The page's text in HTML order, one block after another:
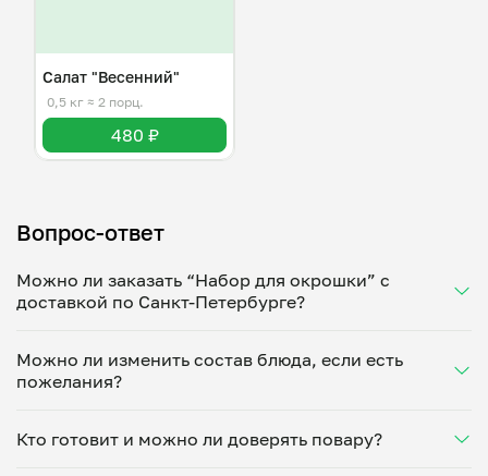
Салат "Весенний"
0,5 кг ≈ 2 порц.
480 ₽
Вопрос-ответ
Можно ли заказать “Набор для окрошки” с
доставкой по Санкт-Петербурге?
Укажите удобное время — и получите свежее
домашнее блюдо в большой порции прямо с плиты.
минут. Статус заказа отслеживайте в личном
кабинете, а с поваром можно связаться напрямую в
Можно ли изменить состав блюда, если есть
пожелания?
ваши предпочтения: уберет специи, снизит
Кто готовит и можно ли доверять повару?